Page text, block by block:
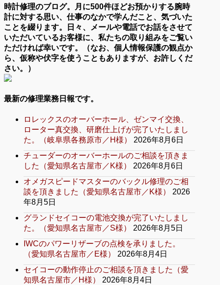
時計修理のブログ。月に500件ほどお預かりする腕時
計に対する思い、仕事のなかで学んだこと、気づいた
ことを綴ります。日々、メールや電話でお話をさせて
いただいているお客様に、私たちの取り組みをご覧い
ただければ幸いです。（なお、個人情報保護の観点か
ら、仮称や伏字を使うこともありますが、お許しくだ
さい。）
最新の修理業務日報です。
ロレックスのオーバーホール、ゼンマイ交換、
ローター真交換、研磨仕上げが完了いたしまし
た。（岐阜県各務原市／H様）
2026年8月6日
チューダーのオーバーホールのご相談を頂きま
した（愛知県名古屋市／K様）
2026年8月6日
オメガスピードマスターのバックル修理のご相
談を頂きました（愛知県名古屋市／K様）
2026
年8月5日
グランドセイコーの電池交換が完了いたしまし
た。（愛知県名古屋市／S様）
2026年8月5日
IWCのパワーリザーブの点検を承りました。
（愛知県名古屋市／E様）
2026年8月4日
セイコーの動作停止のご相談を頂きました（愛
知県名古屋市／H様）
2026年8月4日